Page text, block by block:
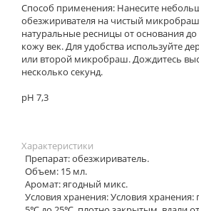
Способ применения: Нанесите
обезжиривателя на чистый
натуральные ресницы от основания до
кожу век. Для удобства используйте
или второй микробраш. Дождитесь
несколько секунд.
рH 7,3
Характеристики
Препарат: обезжириватель.
Объем: 15 мл.
Аромат: ягодный микс.
Условия хранения: Условия хранения: